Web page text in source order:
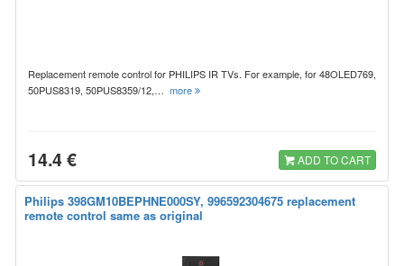
Replacement remote control for PHILIPS IR TVs. For example, for 48OLED769,
50PUS8319, 50PUS8359/12,… more
14.4 € ADD TO CART
Philips 398GM10BEPHNE000SY, 996592304675 replacement
remote control same as original